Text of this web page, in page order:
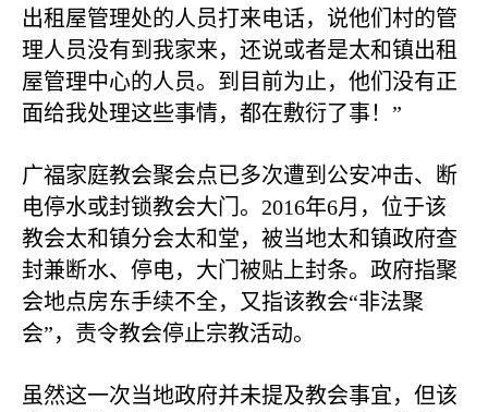
出租屋管理处的人员打来电话，说他们村的管
理人员没有到我家来，还说或者是太和镇出租
屋管理中心的人员。到目前为止，他们没有正
面给我处理这些事情，都在敷衍了事！”
广福家庭教会聚会点已多次遭到公安冲击、断
电停水或封锁教会大门。 2016年6月，位于该
教会太和镇分会太和堂，被当地太和镇政府查
封兼断水、停电，大门被贴上封条。政府指聚
会地点房东手续不全，又指该教会“非法聚
会”，责令教会停止宗教活动。
虽然这一次当地政府并未提及教会事宜，但该